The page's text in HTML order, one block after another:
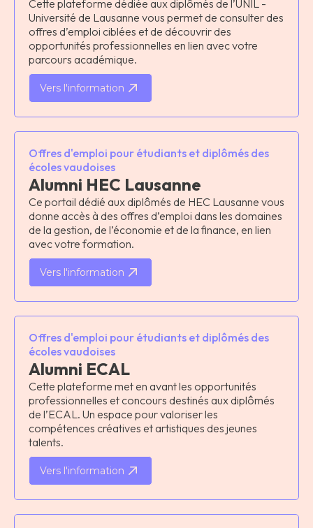
Cette plateforme dédiée aux diplômés de l’UNIL -
Université de Lausanne vous permet de consulter des
offres d’emploi ciblées et de découvrir des
opportunités professionnelles en lien avec votre
parcours académique.
Vers l'information
Offres d'emploi pour étudiants et diplômés des
écoles vaudoises
Alumni HEC Lausanne
Ce portail dédié aux diplômés de HEC Lausanne vous
donne accès à des offres d’emploi dans les domaines
de la gestion, de l’économie et de la finance, en lien
avec votre formation.
Vers l'information
Offres d'emploi pour étudiants et diplômés des
écoles vaudoises
Alumni ECAL
Cette plateforme met en avant les opportunités
professionnelles et concours destinés aux diplômés
de l’ECAL. Un espace pour valoriser les
compétences créatives et artistiques des jeunes
talents.
Vers l'information